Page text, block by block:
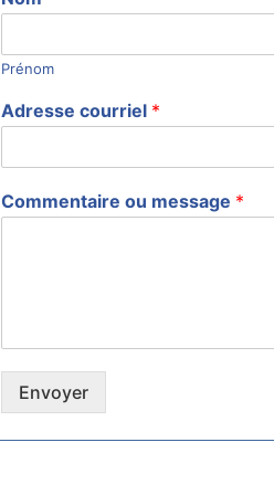
Prénom
Adresse courriel *
Commentaire ou message *
Envoyer